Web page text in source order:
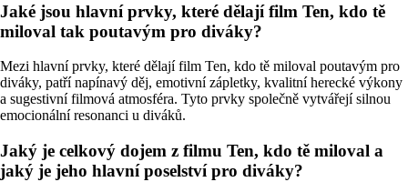
Jaké jsou hlavní prvky, které dělají film Ten, kdo tě
miloval tak poutavým pro diváky?
Mezi hlavní prvky, které dělají film Ten, kdo tě miloval poutavým pro
diváky, patří napínavý děj, emotivní zápletky, kvalitní herecké výkony
a sugestivní filmová atmosféra. Tyto prvky společně vytvářejí silnou
emocionální resonanci u diváků.
Jaký je celkový dojem z filmu Ten, kdo tě miloval a
jaký je jeho hlavní poselství pro diváky?